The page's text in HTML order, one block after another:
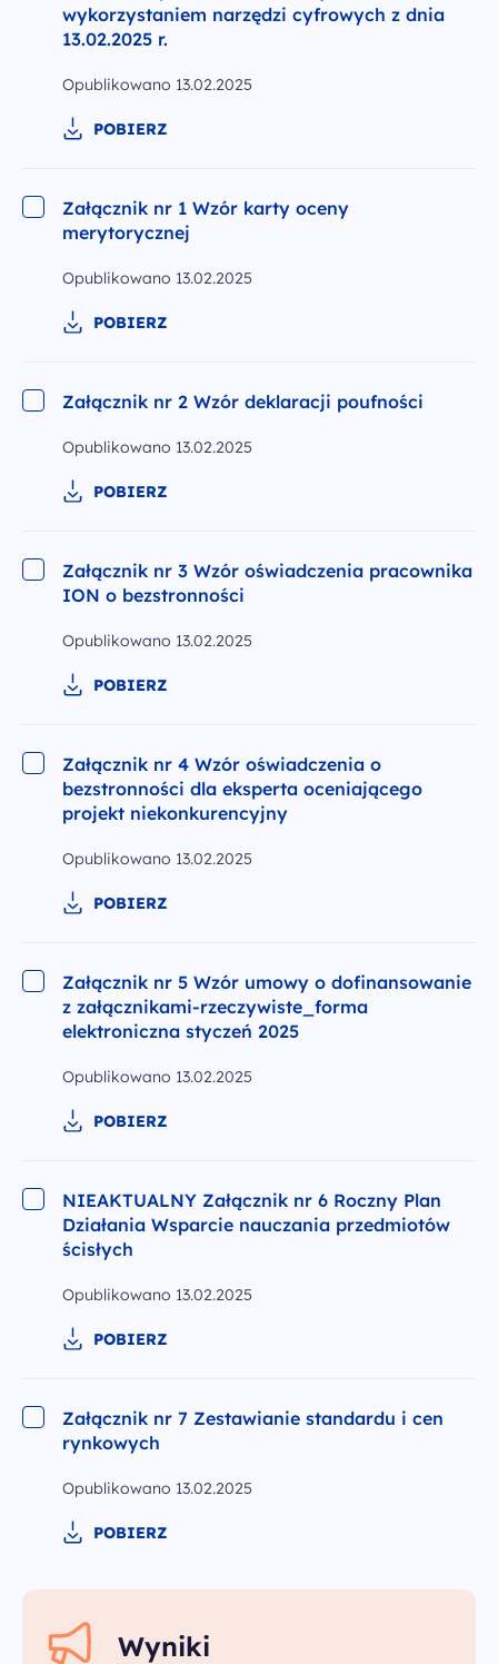
wykorzystaniem narzędzi cyfrowych z dnia
13.02.2025 r.
Opublikowano 13.02.2025
POBIERZ
Załącznik nr 1 Wzór karty oceny
merytorycznej
Opublikowano 13.02.2025
POBIERZ
Załącznik nr 2 Wzór deklaracji poufności
Opublikowano 13.02.2025
POBIERZ
Załącznik nr 3 Wzór oświadczenia pracownika
ION o bezstronności
Opublikowano 13.02.2025
POBIERZ
Załącznik nr 4 Wzór oświadczenia o
bezstronności dla eksperta oceniającego
projekt niekonkurencyjny
Opublikowano 13.02.2025
POBIERZ
Załącznik nr 5 Wzór umowy o dofinansowanie
z załącznikami-rzeczywiste_forma
elektroniczna styczeń 2025
Opublikowano 13.02.2025
POBIERZ
NIEAKTUALNY Załącznik nr 6 Roczny Plan
Działania Wsparcie nauczania przedmiotów
ścisłych
Opublikowano 13.02.2025
POBIERZ
Załącznik nr 7 Zestawianie standardu i cen
rynkowych
Opublikowano 13.02.2025
POBIERZ
Wyniki